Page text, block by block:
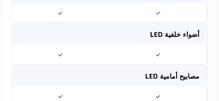
✓
✓
أضواء خلفية LED
✓
✓
مصابيح أمامية LED
✓
✓